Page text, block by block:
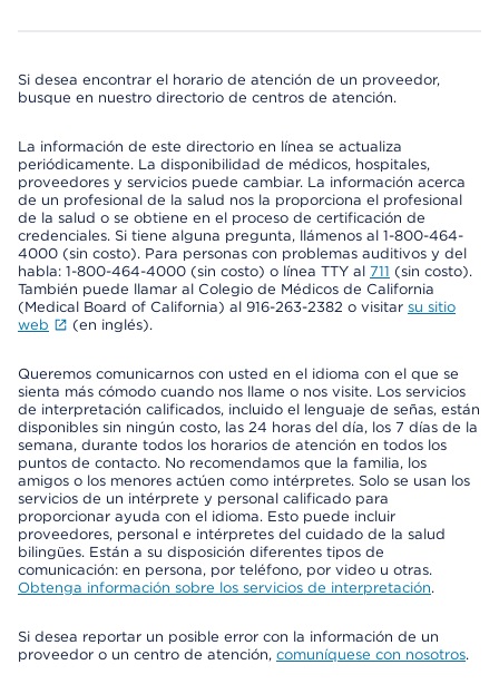
Si desea encontrar el horario de atención de un proveedor,
busque en nuestro directorio de centros de atención.
La información de este directorio en línea se actualiza
periódicamente. La disponibilidad de médicos, hospitales,
proveedores y servicios puede cambiar. La información acerca
de un profesional de la salud nos la proporciona el profesional
de la salud o se obtiene en el proceso de certificación de
credenciales. Si tiene alguna pregunta, llámenos al 1-800-464-
4000 (sin costo). Para personas con problemas auditivos y del
habla: 1-800-464-4000 (sin costo) o línea TTY al 711 (sin costo).
También puede llamar al Colegio de Médicos de California
(Medical Board of California) al 916-263-2382 o visitar su sitio
web
(en inglés).
Queremos comunicarnos con usted en el idioma con el que se
sienta más cómodo cuando nos llame o nos visite. Los servicios
de interpretación calificados, incluido el lenguaje de señas, están
disponibles sin ningún costo, las 24 horas del día, los 7 días de la
semana, durante todos los horarios de atención en todos los
puntos de contacto. No recomendamos que la familia, los
amigos o los menores actúen como intérpretes. Solo se usan los
servicios de un intérprete y personal calificado para
proporcionar ayuda con el idioma. Esto puede incluir
proveedores, personal e intérpretes del cuidado de la salud
bilingües. Están a su disposición diferentes tipos de
comunicación: en persona, por teléfono, por video u otras.
Obtenga información sobre los servicios de interpretación.
Si desea reportar un posible error con la información de un
proveedor o un centro de atención, comuníquese con nosotros.